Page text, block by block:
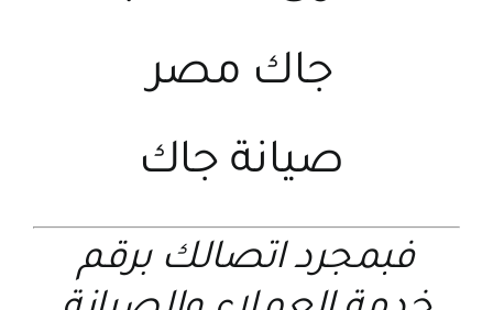
جاك مصر
صيانة جاك
فبمجرد اتصالك برقم